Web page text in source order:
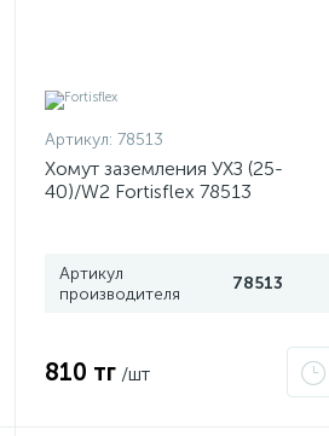
Артикул: 78513
Хомут заземления УХЗ (25-
40)/W2 Fortisflex 78513
Артикул
производителя
78513
810 тг /шт